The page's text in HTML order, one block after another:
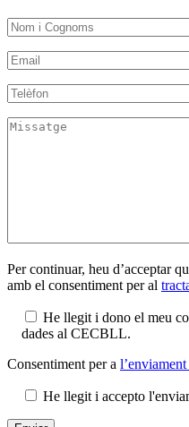
Per continuar, heu d’acceptar
amb el consentiment per al
He llegit i dono el meu
dades al CECBLL.
Consentiment per a
He llegit i accepto